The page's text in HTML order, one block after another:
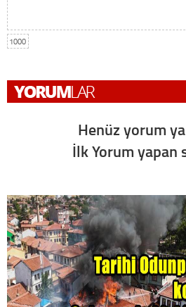
1000
Henüz yorum
İlk Yorum yapan